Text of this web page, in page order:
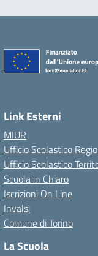
Link Esterni
MIUR
Ufficio Scolastico
Ufficio Scolastico
Scuola in Chiaro
Iscrizioni On Line
Invalsi
Comune di Torino
La Scuola